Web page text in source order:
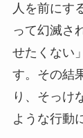
人を前にす
って幻滅さ
せたくない
す。その結
り、そっけ
ような行動